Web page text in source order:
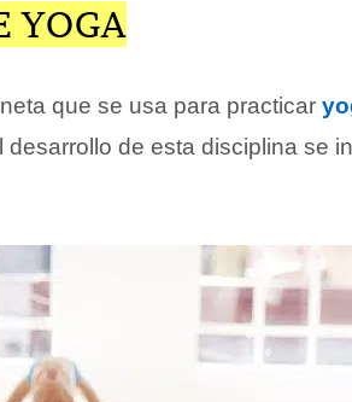
YOGA
que se usa para practicar
de esta disciplina se